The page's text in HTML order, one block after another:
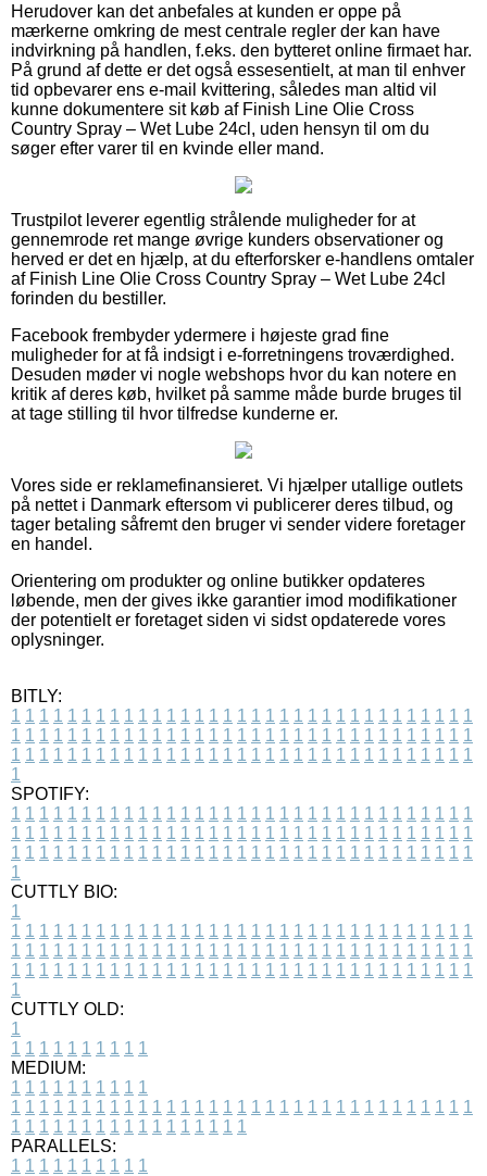
Herudover kan det anbefales at kunden er oppe på
mærkerne omkring de mest centrale regler der kan have
indvirkning på handlen, f.eks. den bytteret online firmaet har.
På grund af dette er det også essesentielt, at man til enhver
tid opbevarer ens e-mail kvittering, således man altid vil
kunne dokumentere sit køb af Finish Line Olie Cross
Country Spray – Wet Lube 24cl, uden hensyn til om du
søger efter varer til en kvinde eller mand.
Trustpilot leverer egentlig strålende muligheder for at
gennemrode ret mange øvrige kunders observationer og
herved er det en hjælp, at du efterforsker e-handlens omtaler
af Finish Line Olie Cross Country Spray – Wet Lube 24cl
forinden du bestiller.
Facebook frembyder ydermere i højeste grad fine
muligheder for at få indsigt i e-forretningens troværdighed.
Desuden møder vi nogle webshops hvor du kan notere en
kritik af deres køb, hvilket på samme måde burde bruges til
at tage stilling til hvor tilfredse kunderne er.
Vores side er reklamefinansieret. Vi hjælper utallige outlets
på nettet i Danmark eftersom vi publicerer deres tilbud, og
tager betaling såfremt den bruger vi sender videre foretager
en handel.
Orientering om produkter og online butikker opdateres
løbende, men der gives ikke garantier imod modifikationer
der potentielt er foretaget siden vi sidst opdaterede vores
oplysninger.
BITLY:
1 1 1 1 1 1 1 1 1 1 1 1 1 1 1 1 1 1 1 1 1 1 1 1 1 1 1 1 1 1 1 1 1
1 1 1 1 1 1 1 1 1 1 1 1 1 1 1 1 1 1 1 1 1 1 1 1 1 1 1 1 1 1 1 1 1
1 1 1 1 1 1 1 1 1 1 1 1 1 1 1 1 1 1 1 1 1 1 1 1 1 1 1 1 1 1 1 1 1
1
SPOTIFY:
1 1 1 1 1 1 1 1 1 1 1 1 1 1 1 1 1 1 1 1 1 1 1 1 1 1 1 1 1 1 1 1 1
1 1 1 1 1 1 1 1 1 1 1 1 1 1 1 1 1 1 1 1 1 1 1 1 1 1 1 1 1 1 1 1 1
1 1 1 1 1 1 1 1 1 1 1 1 1 1 1 1 1 1 1 1 1 1 1 1 1 1 1 1 1 1 1 1 1
1
CUTTLY BIO:
1
1 1 1 1 1 1 1 1 1 1 1 1 1 1 1 1 1 1 1 1 1 1 1 1 1 1 1 1 1 1 1 1 1
1 1 1 1 1 1 1 1 1 1 1 1 1 1 1 1 1 1 1 1 1 1 1 1 1 1 1 1 1 1 1 1 1
1 1 1 1 1 1 1 1 1 1 1 1 1 1 1 1 1 1 1 1 1 1 1 1 1 1 1 1 1 1 1 1 1
1
CUTTLY OLD:
1
1 1 1 1 1 1 1 1 1 1
MEDIUM:
1 1 1 1 1 1 1 1 1 1
1 1 1 1 1 1 1 1 1 1 1 1 1 1 1 1 1 1 1 1 1 1 1 1 1 1 1 1 1 1 1 1 1
1 1 1 1 1 1 1 1 1 1 1 1 1 1 1 1 1
PARALLELS:
1 1 1 1 1 1 1 1 1 1